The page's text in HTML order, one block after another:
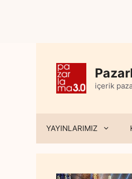
içerik
YAYINLARIMIZ